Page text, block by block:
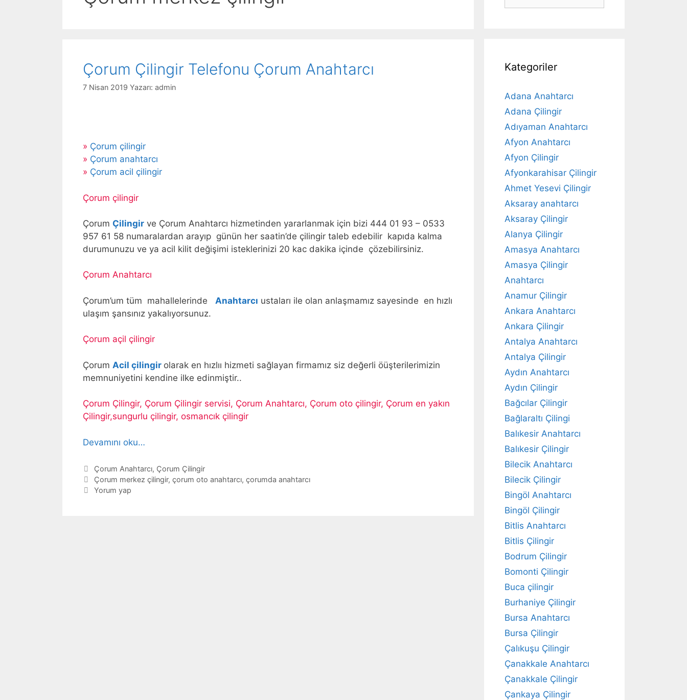
Çorum Çilingir Telefonu Çorum Anahtarcı
7 Nisan 2019 Yazarı: admin
» Çorum çilingir
» Çorum anahtarcı
» Çorum acil çilingir
Çorum çilingir
Çorum Çilingir ve Çorum Anahtarcı hizmetinden yararlanmak için bizi 444 01 93 – 0533
957 61 58 numaralardan arayıp günün her saatin’de çilingir taleb edebilir kapıda kalma
durumunuzu ve ya acil kilit değişimi isteklerinizi 20 kac dakika içinde çözebilirsiniz.
Çorum Anahtarcı
Çorum’um tüm mahallelerinde Anahtarcı ustaları ile olan anlaşmamız sayesinde en hızlı
ulaşım şansınız yakalıyorsunuz.
Çorum açil çilingir
Çorum Acil çilingir olarak en hızlıı hizmeti sağlayan firmamız siz değerli öüşterilerimizin
memnuniyetini kendine ilke edinmiştir..
Çorum Çilingir, Çorum Çilingir servisi, Çorum Anahtarcı, Çorum oto çilingir, Çorum en yakın
Çilingir,sungurlu çilingir, osmancık çilingir
Devamını oku…
Kategoriler
Çorum Anahtarcı, Çorum Çilingir
Etiketler
Çorum merkez çilingir, çorum oto anahtarcı, çorumda anahtarcı
Yorum yap
Kategoriler
Adana Anahtarcı
Adana Çilingir
Adıyaman Anahtarcı
Afyon Anahtarcı
Afyon Çilingir
Afyonkarahisar Çilingir
Ahmet Yesevi Çilingir
Aksaray anahtarcı
Aksaray Çilingir
Alanya Çilingir
Amasya Anahtarcı
Amasya Çilingir
Anahtarcı
Anamur Çilingir
Ankara Anahtarcı
Ankara Çilingir
Antalya Anahtarcı
Antalya Çilingir
Aydın Anahtarcı
Aydın Çilingir
Bağcılar Çilingir
Bağlaraltı Çilingi
Balıkesir Anahtarcı
Balıkesir Çilingir
Bilecik Anahtarcı
Bilecik Çilingir
Bingöl Anahtarcı
Bingöl Çilingir
Bitlis Anahtarcı
Bitlis Çilingir
Bodrum Çilingir
Bomonti Çilingir
Buca çilingir
Burhaniye Çilingir
Bursa Anahtarcı
Bursa Çilingir
Çalıkuşu Çilingir
Çanakkale Anahtarcı
Çanakkale Çilingir
Çankaya Çilingir